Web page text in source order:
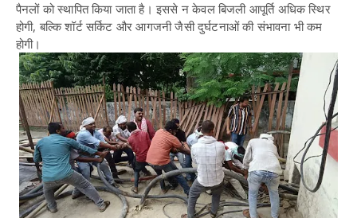
पैनलों को स्थापित किया जाता है। इससे न केवल बिजली आपूर्ति अधिक स्थिर
होगी, बल्कि शॉर्ट सर्किट और आगजनी जैसी दुर्घटनाओं की संभावना भी कम
होगी।